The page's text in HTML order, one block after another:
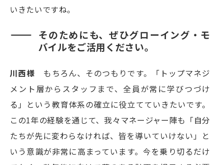
いきたいですね。
そのためにも、ぜひグローイング・モ
バイルをご活用ください。
川西様 もちろん、そのつもりです。「トップマネジ
メント層からスタッフまで、全員が常に学びつづけ
る」という教育体系の確立に役立てていきたいです。
この1年の経験を通じて、我々マネージャー陣も「自分
たちが先に変わらなければ、皆を導いていけない」と
いう意識が非常に高まっています。今を乗り切るだけ